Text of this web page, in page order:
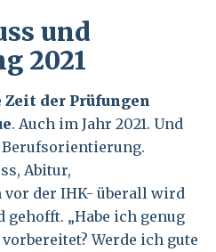
und
2021
der Prüfungen
. Auch im Jahr 2021. Und
Berufsorientierung.
Abitur,
der IHK- überall wird
„Habe ich genug
Werde ich gute